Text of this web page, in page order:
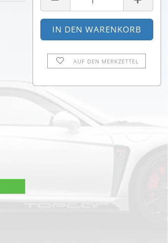
AUF DEN MERKZETTEL